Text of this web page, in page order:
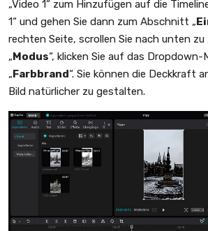
„Video 1“ zum Hinzufügen auf die
1“ und gehen Sie dann zum Abschnitt „
rechten Seite, scrollen Sie nach unten zu
„ Modus“, klicken Sie auf das Dropdown-
„ Farbbrand“. Sie können die Deckkraft
Bild natürlicher zu gestalten.